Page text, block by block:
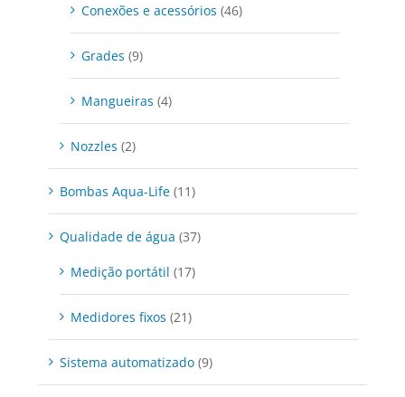
Conexões e acessórios (46)
Grades (9)
Mangueiras (4)
Nozzles (2)
Bombas Aqua-Life (11)
Qualidade de água (37)
Medição portátil (17)
Medidores fixos (21)
Sistema automatizado (9)